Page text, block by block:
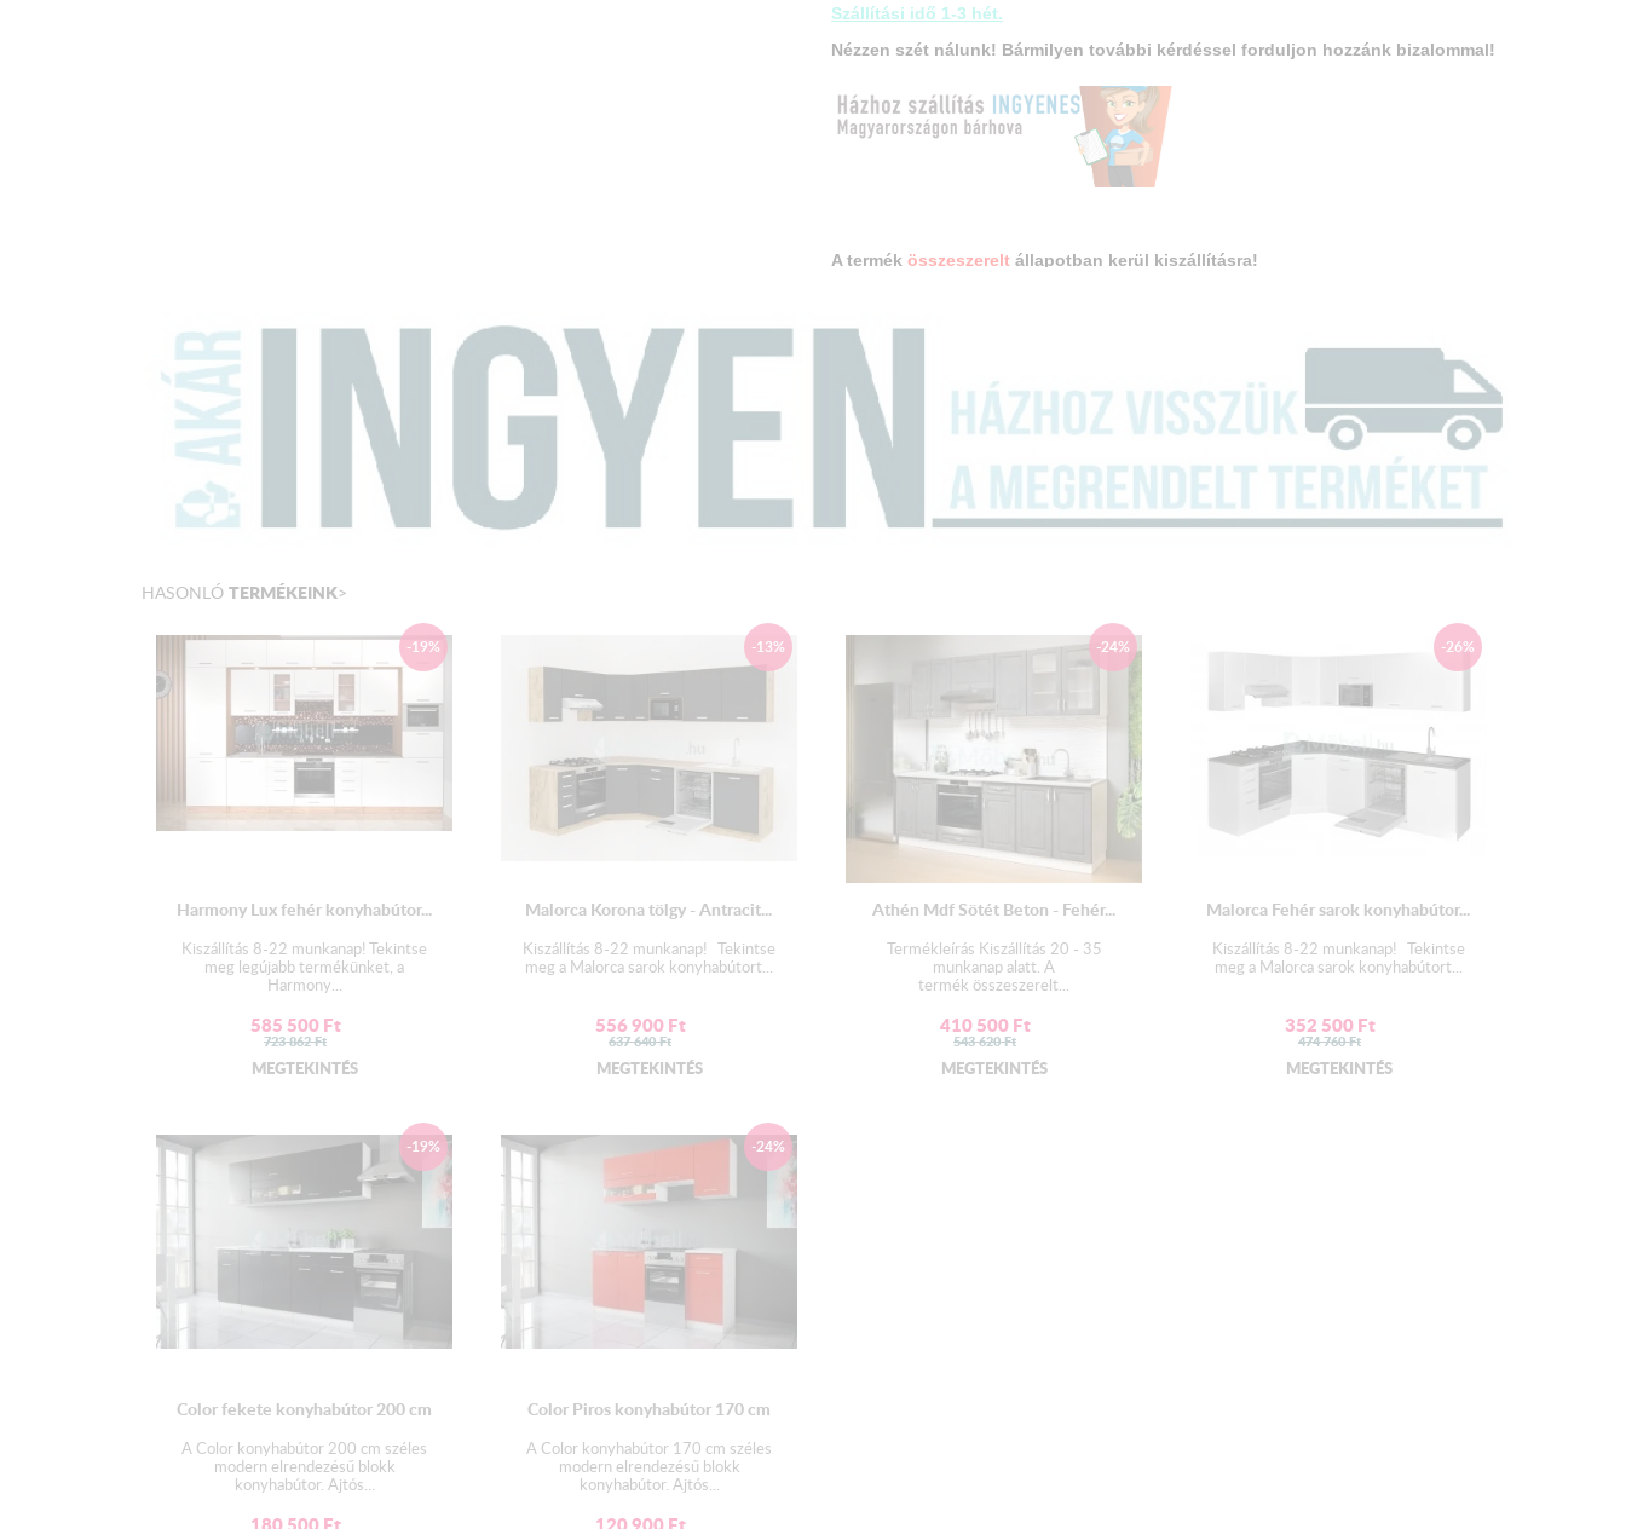
Szállítási idő 1-3 hét.
Nézzen szét nálunk! Bármilyen további kérdéssel forduljon hozzánk bizalommal!
A termék összeszerelt állapotban kerül kiszállításra!
Méretek:
Konyhabútor hossza: 210 cm
Alsó elemsor hossza: 160 cm
Felső elemsor hossza: 210 cm
Felső elem magass
ága : 60 cm
Felső elem mélysége : 30,5 cm
Munkalap mélysége : 60 cm
Elemek:
80-as mosogató 85 cm × 80 cm × 51 cm
80-as alsó fiókos 85 cm × 80 cm × 51 cm
80-as üveges felső 60 cm × 80 cm × 30,5 cm
50-es páraelszívó 38 cm × 50 cm × 30,5 cm
80-as üveges felső 60 cm × 80 cm × 30,5 cm
Termék színe:Fehérváz -Matt Narancssárga front
HASONLÓ TERMÉKEINK>
-19%
Harmony Lux fehér konyhabútor...
Kiszállítás 8-22 munkanap! Tekintse
meg legújabb termékünket, a
Harmony...
585 500Ft
723 862Ft
MEGTEKINTÉS
-13%
Malorca Korona tölgy - Antracit...
Kiszállítás 8-22 munkanap! Tekintse
meg a Malorca sarok konyhabútort...
556 900Ft
637 640Ft
MEGTEKINTÉS
-24%
Athén Mdf Sötét Beton - Fehér...
Termékleírás Kiszállítás 20 - 35
munkanap alatt. A
termék összeszerelt...
410 500Ft
543 620Ft
MEGTEKINTÉS
-26%
Malorca Fehér sarok konyhabútor...
Kiszállítás 8-22 munkanap! Tekintse
meg a Malorca sarok konyhabútort...
352 500Ft
474 760Ft
MEGTEKINTÉS
-19%
Color fekete konyhabútor 200 cm
A Color konyhabútor 200 cm széles
modern elrendezésű blokk
konyhabútor. Ajtós...
-24%
Color Piros konyhabútor 170 cm
A Color konyhabútor 170 cm széles
modern elrendezésű blokk
konyhabútor. Ajtós...